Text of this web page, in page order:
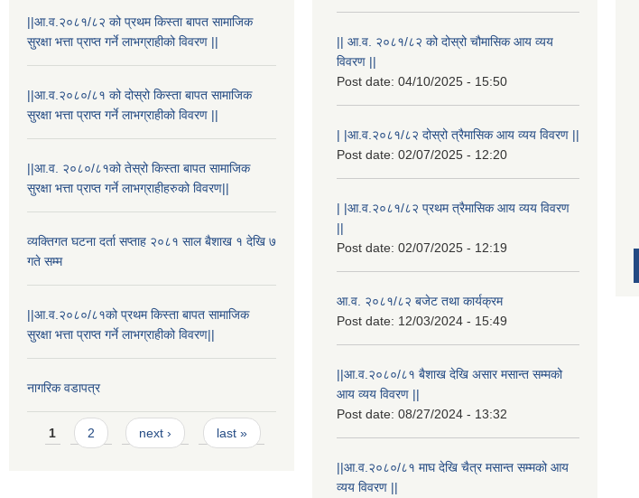
||आ.व.२०८१/८२ को प्रथम किस्ता बापत सामाजिक
सुरक्षा भत्ता प्राप्त गर्ने लाभग्राहीको विवरण ||
||आ.व.२०८०/८१ को दोस्रो किस्ता बापत सामाजिक
सुरक्षा भत्ता प्राप्त गर्ने लाभग्राहीको विवरण ||
||आ.व. २०८०/८१को तेस्रो किस्ता बापत सामाजिक
सुरक्षा भत्ता प्राप्त गर्ने लाभग्राहीहरुको विवरण||
व्यक्तिगत घटना दर्ता सप्ताह २०८१ साल बैशाख १ देखि ७
गते सम्म
||आ.व.२०८०/८१को प्रथम किस्ता बापत सामाजिक
सुरक्षा भत्ता प्राप्त गर्ने लाभग्राहीको विवरण||
नागरिक वडापत्र
Pages
1 2 next › last »
|| आ.व. २०८१/८२ को दोस्रो चौमासिक आय व्यय
विवरण ||
Post date: 04/10/2025 - 15:50
| |आ.व.२०८१/८२ दोस्रो त्रैमासिक आय व्यय विवरण ||
Post date: 02/07/2025 - 12:20
| |आ.व.२०८१/८२ प्रथम त्रैमासिक आय व्यय विवरण
||
Post date: 02/07/2025 - 12:19
आ.व. २०८१/८२ बजेट तथा कार्यक्रम
Post date: 12/03/2024 - 15:49
||आ.व.२०८०/८१ बैशाख देखि असार मसान्त सम्मको
आय व्यय विवरण ||
Post date: 08/27/2024 - 13:32
||आ.व.२०८०/८१ माघ देखि चैत्र मसान्त सम्मको आय
व्यय विवरण ||